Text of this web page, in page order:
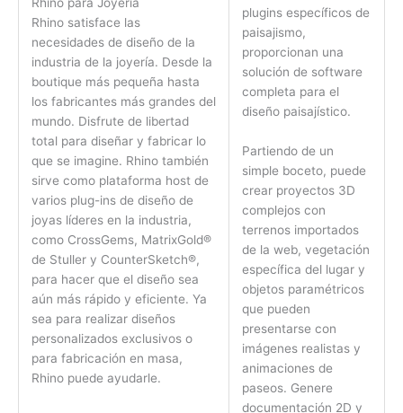
Rhino para Joyería
Rhino satisface las
necesidades de diseño de la
industria de la joyería. Desde la
boutique más pequeña hasta
los fabricantes más grandes del
mundo. Disfrute de libertad
total para diseñar y fabricar lo
que se imagine. Rhino también
sirve como plataforma host de
varios plug-ins de diseño de
joyas líderes en la industria,
como CrossGems, MatrixGold®
de Stuller y CounterSketch®,
para hacer que el diseño sea
aún más rápido y eficiente. Ya
sea para realizar diseños
personalizados exclusivos o
para fabricación en masa,
Rhino puede ayudarle.
plugins específicos de
paisajismo,
proporcionan una
solución de software
completa para el
diseño paisajístico.
Partiendo de un
simple boceto, puede
crear proyectos 3D
complejos con
terrenos importados
de la web, vegetación
específica del lugar y
objetos paramétricos
que pueden
presentarse con
imágenes realistas y
animaciones de
paseos. Genere
documentación 2D y